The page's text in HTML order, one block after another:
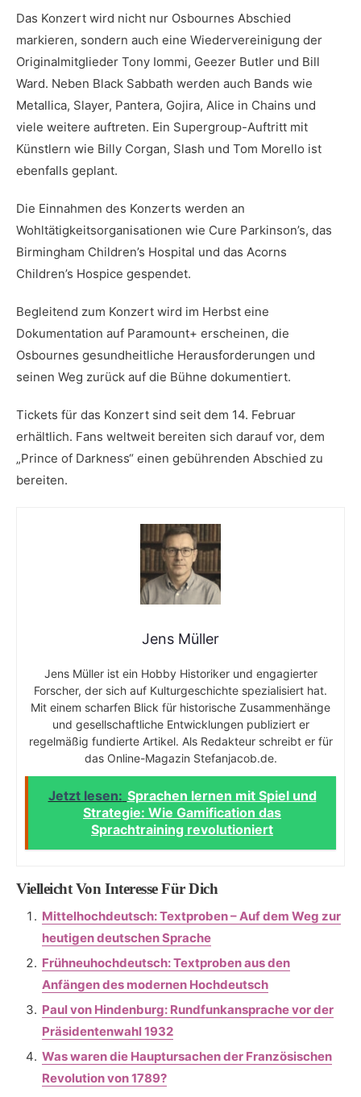
Das Konzert wird nicht nur Osbournes Abschied
markieren, sondern auch eine Wiedervereinigung der
Originalmitglieder Tony Iommi, Geezer Butler und Bill
Ward. Neben Black Sabbath werden auch Bands wie
Metallica, Slayer, Pantera, Gojira, Alice in Chains und
viele weitere auftreten. Ein Supergroup-Auftritt mit
Künstlern wie Billy Corgan, Slash und Tom Morello ist
ebenfalls geplant.
Die Einnahmen des Konzerts werden an
Wohltätigkeitsorganisationen wie Cure Parkinson’s, das
Birmingham Children’s Hospital und das Acorns
Children’s Hospice gespendet.
Begleitend zum Konzert wird im Herbst eine
Dokumentation auf Paramount+ erscheinen, die
Osbournes gesundheitliche Herausforderungen und
seinen Weg zurück auf die Bühne dokumentiert.
Tickets für das Konzert sind seit dem 14. Februar
erhältlich. Fans weltweit bereiten sich darauf vor, dem
„Prince of Darkness“ einen gebührenden Abschied zu
bereiten.
Jens Müller
Jens Müller ist ein Hobby Historiker und engagierter
Forscher, der sich auf Kulturgeschichte spezialisiert hat.
Mit einem scharfen Blick für historische Zusammenhänge
und gesellschaftliche Entwicklungen publiziert er
regelmäßig fundierte Artikel. Als Redakteur schreibt er für
das Online-Magazin Stefanjacob.de.
Jetzt lesen: Sprachen lernen mit Spiel und
Strategie: Wie Gamification das
Sprachtraining revolutioniert
Vielleicht Von Interesse Für Dich
Mittelhochdeutsch: Textproben – Auf dem Weg zur
heutigen deutschen Sprache
Frühneuhochdeutsch: Textproben aus den
Anfängen des modernen Hochdeutsch
Paul von Hindenburg: Rundfunkansprache vor der
Präsidentenwahl 1932
Was waren die Hauptursachen der Französischen
Revolution von 1789?